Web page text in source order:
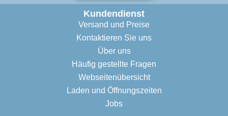
Kundendienst
Versand und Preise
Kontaktieren Sie uns
Über uns
Häufig gestellte Fragen
Webseitenübersicht
Laden und Öffnungszeiten
Jobs